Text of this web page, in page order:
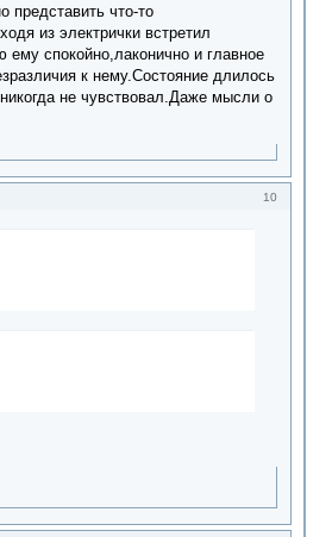
представить что-то
из электрички встретил
ему спокойно,лаконично и главное
к нему.Состояние длилось
не чувствовал.Даже мысли о
10